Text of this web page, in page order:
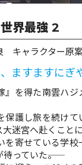
界最強 2
キャラクター原
ますますにぎ
』を得た南雲ハ
保護し旅を続け
迷宮へ赴くことに
を寄せている学
っていた――。